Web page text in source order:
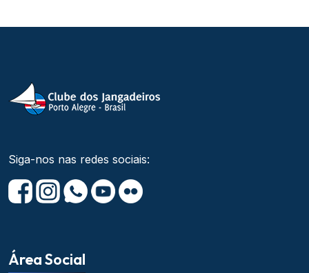
Siga-nos nas redes sociais:
Área Social